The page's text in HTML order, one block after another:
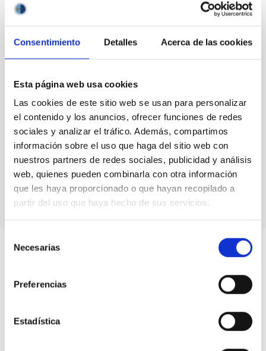
Consentimiento Detalles Acerca de las cookies
Esta página web usa cookies
Las cookies de este sitio web se usan para personalizar
el contenido y los anuncios, ofrecer funciones de redes
sociales y analizar el tráfico. Además, compartimos
información sobre el uso que haga del sitio web con
nuestros partners de redes sociales, publicidad y análisis
web, quienes pueden combinarla con otra información
que les haya proporcionado o que hayan recopilado a
partir del uso que haya hecho de sus servicios.
Necesarias
Preferencias
Estadística